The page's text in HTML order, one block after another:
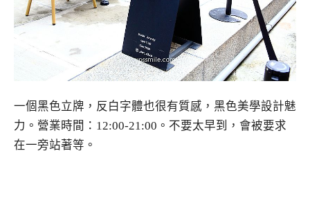
一個黑色立牌，反白字體也很有質感，黑色美學設計魅
力。營業時間：12:00-21:00。不要太早到，會被要求
在一旁站著等。